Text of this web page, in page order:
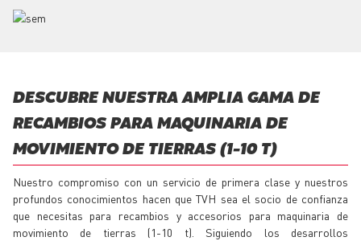
DESCUBRE NUESTRA AMPLIA GAMA DE
RECAMBIOS PARA MAQUINARIA DE
MOVIMIENTO DE TIERRAS (1-10 T)
Nuestro compromiso con un servicio de primera clase y nuestros
profundos conocimientos hacen que TVH sea el socio de confianza
que necesitas para recambios y accesorios para maquinaria de
movimiento de tierras (1-10 t). Siguiendo los desarrollos